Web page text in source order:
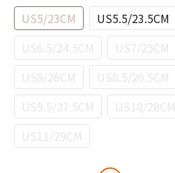
US5/23CM US5.5/23.5CM
US6.5/24.5CM
US7/25CM
US8/26CM
US8.5/26.5CM
US9.5/27.5CM
US10/28CM
US11/29CM